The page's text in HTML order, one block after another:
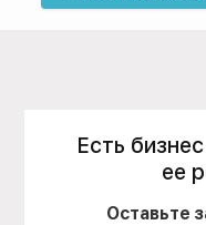
Есть
ее
Оставьте